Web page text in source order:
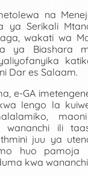
na
ya Serikali
wakati wa
ya Biashara
Dar es Salaam.
e-GA
lengo la
wananchi ili
juu ya
huo pamoja
kwa